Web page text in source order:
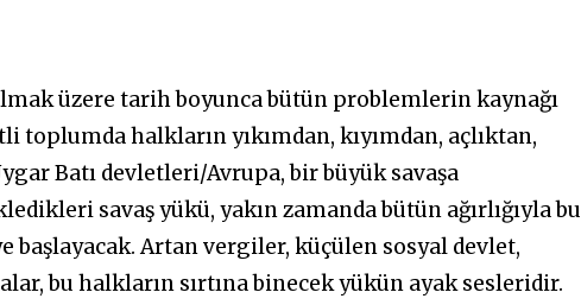
üzere tarih boyunca bütün problemlerin kaynağı
halkların yıkımdan, kıyımdan, açlıktan,
Batı devletleri/Avrupa, bir büyük savaşa
savaş yükü, yakın zamanda bütün ağırlığıyla bu
başlayacak. Artan vergiler, küçülen sosyal devlet,
bu halkların sırtına binecek yükün ayak sesleridir.